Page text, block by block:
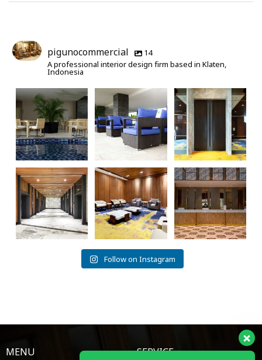
pigunocommercial
14
A professional interior design firm based in Klaten,
Indonesia
Banyak kegiatan
yang bisa dilakukan
di kolam...
The Alana Hotel &
Convention Center
Solo...
"Buka pintunya, itu
bisa membawamu
ke suatu tempat...
Salah satu bagian
menarik yang
dikerjakan Piguno...
Marriott Hotel
Yogyakarta
merupakan hotel
bintang...
Kepuasan
pengunjung
merupakan prioritas
bagi ...
Follow on Instagram
MENU SERVICE